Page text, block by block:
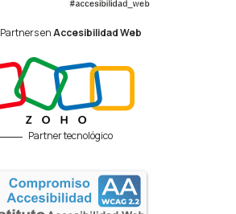
Partners enAccesibilidad Web
Partner tecnológico